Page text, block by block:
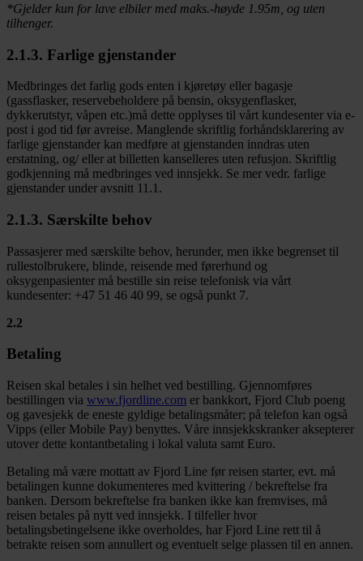
*Gjelder kun for lave elbiler med maks.-høyde 1.95m, og uten
tilhenger.
2.1.3. Farlige gjenstander
Medbringes det farlig gods enten i kjøretøy eller bagasje
(gassflasker, reservebeholdere på bensin, oksygenflasker,
dykkerutstyr, våpen etc.)må dette opplyses til vårt kundesenter via e-
post i god tid før avreise. Manglende skriftlig forhåndsklarering av
farlige gjenstander kan medføre at gjenstanden inndras uten
erstatning, og/ eller at billetten kanselleres uten refusjon. Skriftlig
godkjenning må medbringes ved innsjekk. Se mer vedr. farlige
gjenstander under avsnitt 11.1.
2.1.3. Særskilte behov
Passasjerer med særskilte behov, herunder, men ikke begrenset til
rullestolbrukere, blinde, reisende med førerhund og
oksygenpasienter må bestille sin reise telefonisk via vårt
kundesenter: +47 51 46 40 99, se også punkt 7.
2.2
Betaling
Reisen skal betales i sin helhet ved bestilling. Gjennomføres
bestillingen via www.fjordline.com er bankkort, Fjord Club poeng
og gavesjekk de eneste gyldige betalingsmåter; på telefon kan også
Vipps (eller Mobile Pay) benyttes. Våre innsjekkskranker aksepterer
utover dette kontantbetaling i lokal valuta samt Euro.
Betaling må være mottatt av Fjord Line før reisen starter, evt. må
betalingen kunne dokumenteres med kvittering / bekreftelse fra
banken. Dersom bekreftelse fra banken ikke kan fremvises, må
reisen betales på nytt ved innsjekk. I tilfeller hvor
betalingsbetingelsene ikke overholdes, har Fjord Line rett til å
betrakte reisen som annullert og eventuelt selge plassen til en annen.